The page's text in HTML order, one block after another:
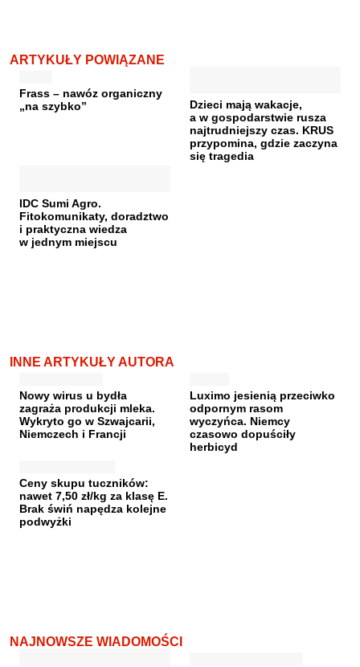
ARTYKUŁY POWIĄZANE
Frass – nawóz organiczny
„na szybko”
Dzieci mają wakacje,
a w gospodarstwie rusza
najtrudniejszy czas. KRUS
przypomina, gdzie zaczyna
się tragedia
IDC Sumi Agro.
Fitokomunikaty, doradztwo
i praktyczna wiedza
w jednym miejscu
INNE ARTYKUŁY AUTORA
Nowy wirus u bydła
zagraża produkcji mleka.
Wykryto go w Szwajcarii,
Niemczech i Francji
Luximo jesienią przeciwko
odpornym rasom
wyczyńca. Niemcy
czasowo dopuściły
herbicyd
Ceny skupu tuczników:
nawet 7,50 zł/kg za klasę E.
Brak świń napędza kolejne
podwyżki
NAJNOWSZE WIADOMOŚCI